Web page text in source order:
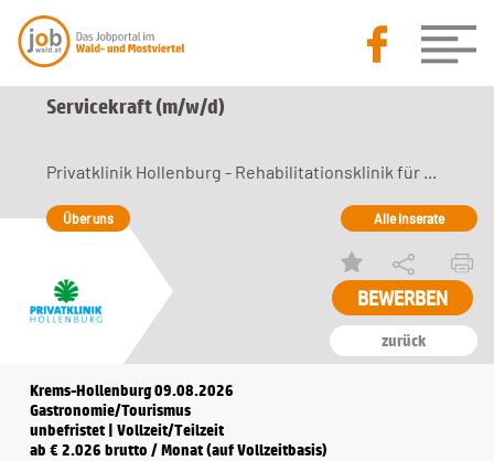
Servicekraft (m/w/d)
zurück
Privatklinik Hollenburg - Rehabilitationsklinik für ...
Über uns Alle Inserate
Krems-Hollenburg 09.08.2026
Gastronomie/Tourismus
unbefristet | Vollzeit/Teilzeit
ab € 2.026 brutto / Monat (auf Vollzeitbasis)